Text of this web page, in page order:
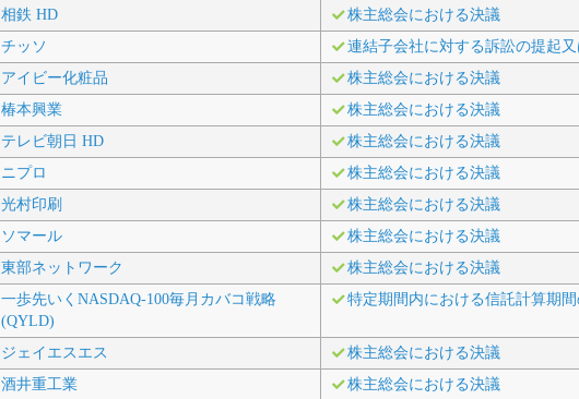
相鉄 HD
株主総会における決議
チッソ
連結子会社に対する訴訟の提起
アイビー化粧品
株主総会における決議
椿本興業
株主総会における決議
テレビ朝日 HD
株主総会における決議
ニプロ
株主総会における決議
光村印刷
株主総会における決議
ソマール
株主総会における決議
東部ネットワーク
株主総会における決議
一歩先いくNASDAQ-100毎月カバコ戦略
(QYLD)
特定期間内における信託計算期
ジェイエスエス
株主総会における決議
酒井重工業
株主総会における決議